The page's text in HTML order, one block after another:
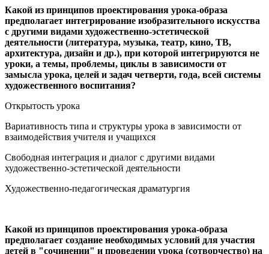
Какой из принципов проектирования урока-образа
предполагает интегрирование изобразительного искусства
с другими видами художественно-эстетической
деятельности (литература, музыка, театр, кино, ТВ,
архитектура, дизайн и др.), при которой интегрируются не
уроки, а темы, проблемы, циклы в зависимости от
замысла урока, целей и задач четверти, года, всей системы
художественного воспитания?
Открытость урока
Вариативность типа и структуры урока в зависимости от
взаимодействия учителя и учащихся
Свободная интеграция и диалог с другими видами
художественно-эстетической деятельности
Художественно-педагогическая драматургия
Какой из принципов проектирования урока-образа
предполагает создание необходимых условий для участия
детей в "сочинении" и проведении урока (сотворчество) на